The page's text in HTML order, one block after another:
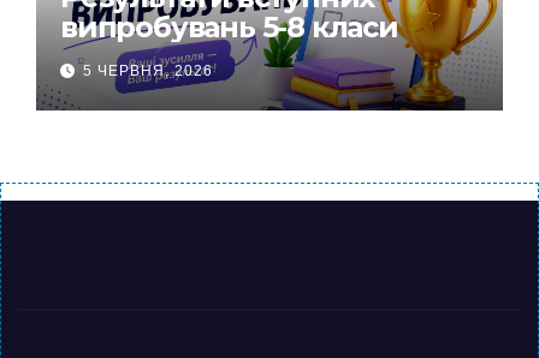
випробувань 5-8 класи
5 ЧЕРВНЯ, 2026